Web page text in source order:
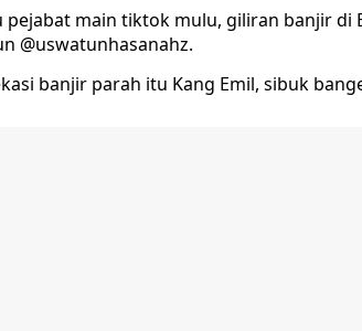
pejabat main tiktok mulu, giliran banjir di
@uswatunhasanahz.
banjir parah itu Kang Emil, sibuk